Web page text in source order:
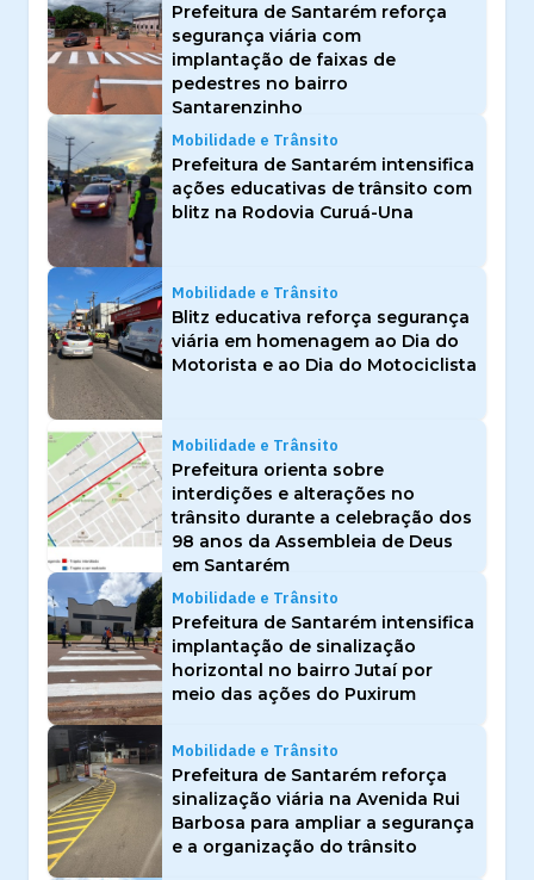
Prefeitura de Santarém reforça
segurança viária com
implantação de faixas de
pedestres no bairro
Santarenzinho
Mobilidade e Trânsito
Prefeitura de Santarém intensifica
ações educativas de trânsito com
blitz na Rodovia Curuá-Una
Mobilidade e Trânsito
Blitz educativa reforça segurança
viária em homenagem ao Dia do
Motorista e ao Dia do Motociclista
Mobilidade e Trânsito
Prefeitura orienta sobre
interdições e alterações no
trânsito durante a celebração dos
98 anos da Assembleia de Deus
em Santarém
Mobilidade e Trânsito
Prefeitura de Santarém intensifica
implantação de sinalização
horizontal no bairro Jutaí por
meio das ações do Puxirum
Mobilidade e Trânsito
Prefeitura de Santarém reforça
sinalização viária na Avenida Rui
Barbosa para ampliar a segurança
e a organização do trânsito